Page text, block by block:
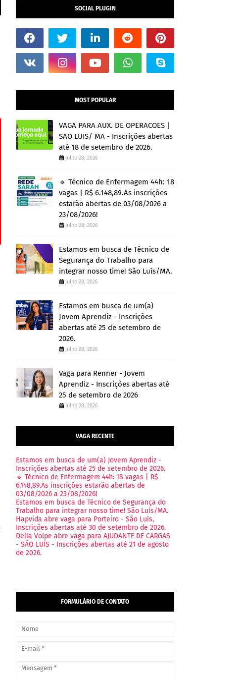
SOCIAL PLUGIN
MOST POPULAR
VAGA PARA AUX. DE OPERACOES |
SAO LUIS/ MA - Inscrições abertas
até 18 de setembro de 2026.
julho 28, 2026
🔹 Técnico de Enfermagem 44h: 18
vagas | R$ 6.148,89.As inscrições
estarão abertas de 03/08/2026 a
23/08/2026!
julho 28, 2026
Estamos em busca de Técnico de
Segurança do Trabalho para
integrar nosso time! São Luís/MA.
julho 28, 2026
Estamos em busca de um(a)
Jovem Aprendiz - Inscrições
abertas até 25 de setembro de
2026.
julho 28, 2026
Vaga para Renner - Jovem
Aprendiz - Inscrições abertas até
25 de setembro de 2026
julho 28, 2026
VAGA RECENTE
Estamos em busca de um(a) Jovem Aprendiz -
Inscrições abertas até 25 de setembro de 2026.
🔹 Técnico de Enfermagem 44h: 18 vagas | R$
6.148,89.As inscrições estarão abertas de
03/08/2026 a 23/08/2026!
Estamos em busca de Técnico de Segurança do
Trabalho para integrar nosso time! São Luís/MA.
Hapvida abre vaga para Porteiro - São Luís,
Inscrições abertas até 30 de setembro de 2026.
Della Volpe abre vaga para AJUDANTE DE CARGAS
- SÃO LUÍS - Inscrições abertas até 21 de agosto
de 2026.
FORMULÁRIO DE CONTATO